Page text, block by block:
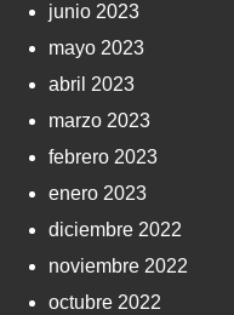
junio 2023
mayo 2023
abril 2023
marzo 2023
febrero 2023
enero 2023
diciembre 2022
noviembre 2022
octubre 2022